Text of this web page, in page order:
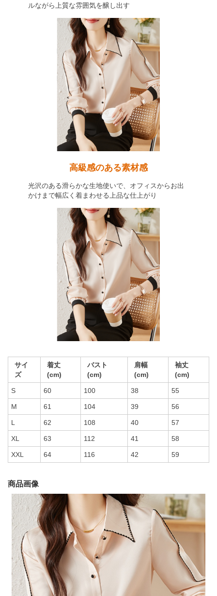
ルながら上質な雰囲気を醸し出す
高級感のある素材感
光沢のある滑らかな生地使いで、オフィスからお出
かけまで幅広く着まわせる上品な仕上がり
サイ
ズ
着丈
(cm)
バスト
(cm)
肩幅
(cm)
袖丈
(cm)
S 60 100 38 55
M 61 104 39 56
L 62 108 40 57
XL 63 112 41 58
XXL 64 116 42 59
商品画像